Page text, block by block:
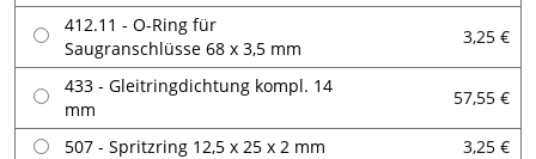
412.11 - O-Ring für
Saugranschlüsse 68 x 3,5 mm
3,25 €
433 - Gleitringdichtung kompl. 14
mm
57,55 €
507 - Spritzring 12,5 x 25 x 2 mm
3,25 €